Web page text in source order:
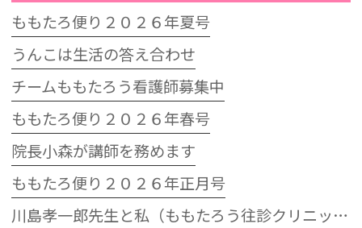
ももたろ便り２０２６年夏号
うんこは生活の答え合わせ
チームももたろう看護師募集中
ももたろ便り２０２６年春号
院長小森が講師を務めます
ももたろ便り２０２６年正月号
川島孝一郎先生と私（ももたろう往診クリニック開院15周年記念特別講演会）